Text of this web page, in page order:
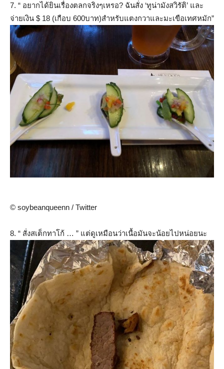
7. “ อยากได้ยินเรื่องตลกจริงๆเหรอ? ฉันสั่ง ‘ทูน่ามังสวิรัติ’ และ
จ่ายเงิน $ 18 (เกือบ 600บาท)สำหรับแตงกวาและมะเขือเทศหมัก”
© soybeanqueenn / Twitter
8. “ สั่งสเต็กทาโก้ … ” แต่ดูเหมือนว่าเนื้อมันจะน้อยไปหน่อยนะ